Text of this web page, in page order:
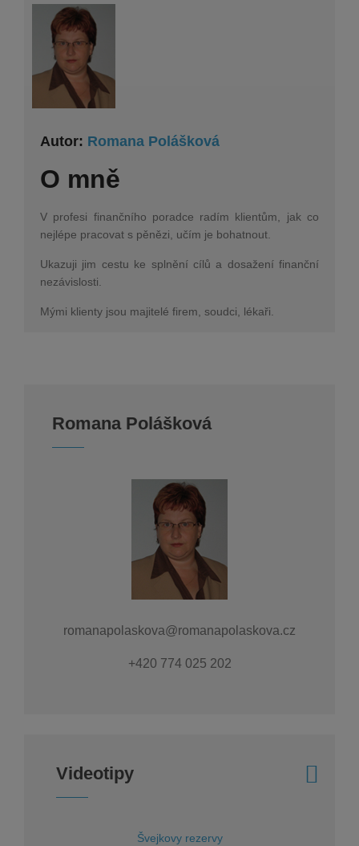
Autor: Romana Polášková
O mně
V profesi finančního poradce radím klientům, jak co
nejlépe pracovat s pěnězi, učím je bohatnout.
Ukazuji jim cestu ke splnění cílů a dosažení finanční
nezávislosti.
Mými klienty jsou majitelé firem, soudci, lékaři.
Romana Polášková
romanapolaskova@romanapolaskova.cz
+420 774 025 202
Videotipy
Švejkovy rezervy